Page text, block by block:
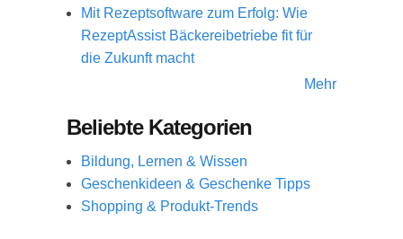
Mit Rezeptsoftware zum Erfolg: Wie
RezeptAssist Bäckereibetriebe fit für
die Zukunft macht
Mehr
Beliebte Kategorien
Bildung, Lernen & Wissen
Geschenkideen & Geschenke Tipps
Shopping & Produkt-Trends